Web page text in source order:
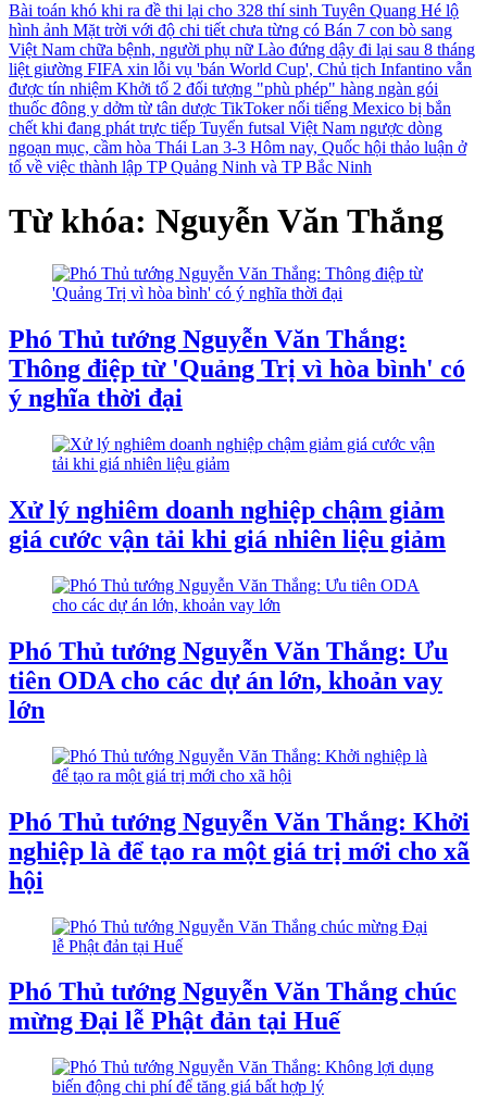
Bài toán khó khi ra đề thi lại cho 328 thí sinh Tuyên Quang Hé lộ
hình ảnh Mặt trời với độ chi tiết chưa từng có Bán 7 con bò sang
Việt Nam chữa bệnh, người phụ nữ Lào đứng dậy đi lại sau 8 tháng
liệt giường FIFA xin lỗi vụ 'bán World Cup', Chủ tịch Infantino vẫn
được tín nhiệm Khởi tố 2 đối tượng "phù phép" hàng ngàn gói
thuốc đông y dởm từ tân dược TikToker nổi tiếng Mexico bị bắn
chết khi đang phát trực tiếp Tuyển futsal Việt Nam ngược dòng
ngoạn mục, cầm hòa Thái Lan 3-3 Hôm nay, Quốc hội thảo luận ở
tổ về việc thành lập TP Quảng Ninh và TP Bắc Ninh
Từ khóa: Nguyễn Văn Thắng
Phó Thủ tướng Nguyễn Văn Thắng:
Thông điệp từ 'Quảng Trị vì hòa bình' có
ý nghĩa thời đại
Xử lý nghiêm doanh nghiệp chậm giảm
giá cước vận tải khi giá nhiên liệu giảm
Phó Thủ tướng Nguyễn Văn Thắng: Ưu
tiên ODA cho các dự án lớn, khoản vay
lớn
Phó Thủ tướng Nguyễn Văn Thắng: Khởi
nghiệp là để tạo ra một giá trị mới cho xã
hội
Phó Thủ tướng Nguyễn Văn Thắng chúc
mừng Đại lễ Phật đản tại Huế